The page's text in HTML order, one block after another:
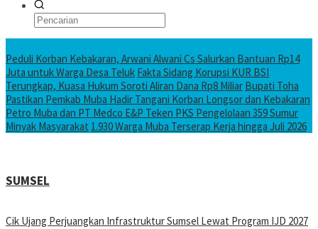
Peduli Korban Kebakaran, Arwani Alwani Cs Salurkan Bantuan Rp14
Juta untuk Warga Desa Teluk Fakta Sidang Korupsi KUR BSI
Terungkap, Kuasa Hukum Soroti Aliran Dana Rp8 Miliar Bupati Toha
Pastikan Pemkab Muba Hadir Tangani Korban Longsor dan Kebakaran
Petro Muba dan PT Medco E&P Teken PKS Pengelolaan 359 Sumur
Minyak Masyarakat 1.930 Warga Muba Terserap Kerja hingga Juli 2026
SUMSEL
Cik Ujang Perjuangkan Infrastruktur Sumsel Lewat Program IJD 2027